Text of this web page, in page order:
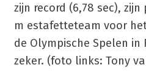
zijn record (6,78 sec),
m estafetteteam voor
de Olympische Spelen in
zeker. (foto links: Tony